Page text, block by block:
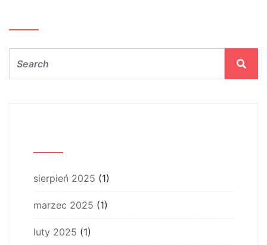
sierpień 2025 (1)
marzec 2025 (1)
luty 2025 (1)